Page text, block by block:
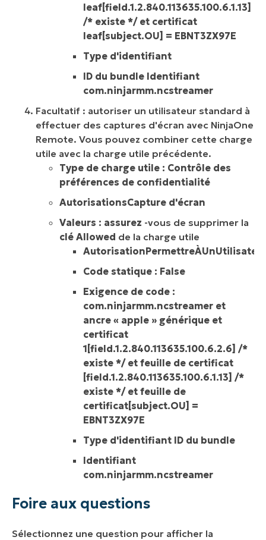
leaf[field.1.2.840.113635.100.6.1.13]
/* existe */ et certificat
leaf[subject.OU] = EBNT3ZX97E
Type d'identifiant
ID du bundle Identifiant
com.ninjarmm.ncstreamer
Facultatif : autoriser un utilisateur standard à
effectuer des captures d'écran avec NinjaOne
Remote. Vous pouvez combiner cette charge
utile avec la charge utile précédente.
Type de charge utile : Contrôle des
préférences de confidentialité
AutorisationsCapture d'écran
Valeurs : assurez -vous de supprimer la
clé Allowed de la charge utile
Code statique : False
Exigence de code :
com.ninjarmm.ncstreamer et
ancre « apple » générique et
certificat
1[field.1.2.840.113635.100.6.2.6] /*
existe */ et feuille de certificat
[field.1.2.840.113635.100.6.1.13] /*
existe */ et feuille de
certificat[subject.OU] =
EBNT3ZX97E
Type d'identifiant ID du bundle
Identifiant
com.ninjarmm.ncstreamer
Foire aux questions
Sélectionnez une question pour afficher la